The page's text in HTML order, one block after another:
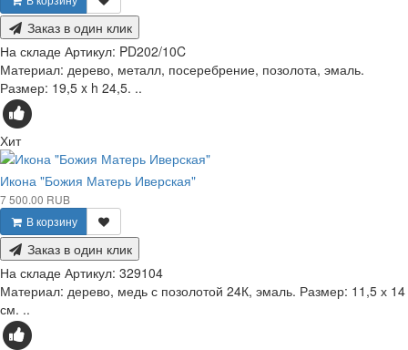
Заказ в один клик
На складе Артикул: PD202/10C
Материал: дерево, металл, посеребрение, позолота, эмаль.
Размер: 19,5 x h 24,5. ..
Хит
Икона "Божия Матерь Иверская"
7 500.00 RUB
В корзину
Заказ в один клик
На складе Артикул: 329104
Материал: дерево, медь с позолотой 24К, эмаль. Размер: 11,5 х 14
см. ..